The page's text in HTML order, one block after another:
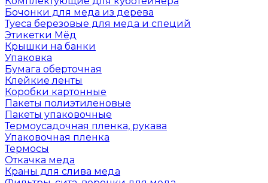
Бочонки для меда из дерева
Туеса березовые для меда и специй
Этикетки Мёд
Крышки на банки
Упаковка
Бумага оберточная
Клейкие ленты
Коробки картонные
Пакеты полиэтиленовые
Пакеты упаковочные
Термоусадочная пленка, рукава
Упаковочная пленка
Термосы
Откачка меда
Краны для слива меда